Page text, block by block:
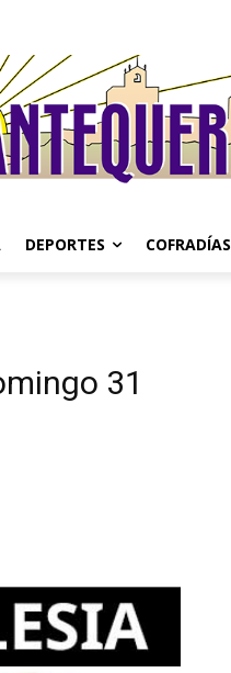
DEPORTES COFRADÍAS
31